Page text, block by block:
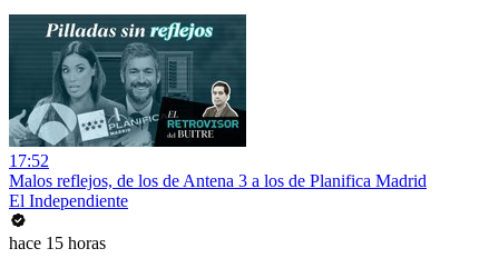
17:52
Malos reflejos, de los de Antena 3 a los de Planifica Madrid
El Independiente
hace 15 horas